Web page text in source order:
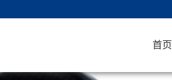
首页